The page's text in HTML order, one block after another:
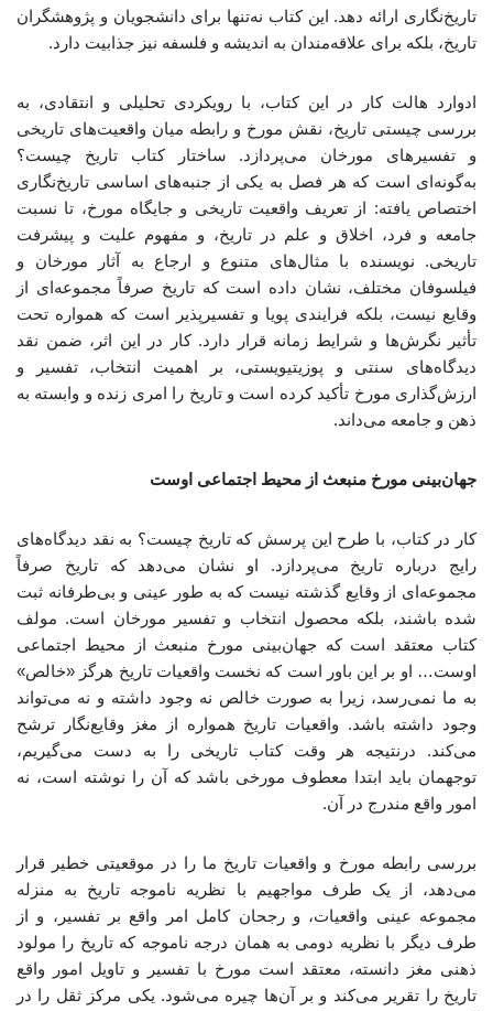
تاریخ‌نگاری ارائه دهد. این کتاب نه‌تنها برای دانشجویان و پژوهشگران
تاریخ، بلکه برای علاقه‌مندان به اندیشه و فلسفه نیز جذابیت دارد.
ادوارد هالت کار در این کتاب، با رویکردی تحلیلی و انتقادی، به
بررسی چیستی تاریخ، نقش مورخ و رابطه‌ میان واقعیت‌های تاریخی
و تفسیرهای مورخان می‌پردازد. ساختار کتاب تاریخ چیست؟
به‌گونه‌ای است که هر فصل به یکی از جنبه‌های اساسی تاریخ‌نگاری
اختصاص یافته: از تعریف واقعیت تاریخی و جایگاه مورخ، تا نسبت
جامعه و فرد، اخلاق و علم در تاریخ، و مفهوم علیت و پیشرفت
تاریخی. نویسنده با مثال‌های متنوع و ارجاع به آثار مورخان و
فیلسوفان مختلف، نشان داده است که تاریخ صرفاً مجموعه‌ای از
وقایع نیست، بلکه فرایندی پویا و تفسیرپذیر است که همواره تحت
تأثیر نگرش‌ها و شرایط زمانه قرار دارد. کار در این اثر، ضمن نقد
دیدگاه‌های سنتی و پوزیتیویستی، بر اهمیت انتخاب، تفسیر و
ارزش‌گذاری مورخ تأکید کرده است و تاریخ را امری زنده و وابسته به
ذهن و جامعه می‌داند.
جهان‌بینی مورخ منبعث از محیط اجتماعی اوست
کار در کتاب، با طرح این پرسش که تاریخ چیست؟ به نقد دیدگاه‌های
رایج درباره‌ تاریخ می‌پردازد. او نشان می‌دهد که تاریخ صرفاً
مجموعه‌ای از وقایع گذشته نیست که به ‌طور عینی و بی‌طرفانه ثبت
شده باشند، بلکه محصول انتخاب و تفسیر مورخان است. مولف
کتاب معتقد است که جهان‌بینی مورخ منبعث از محیط اجتماعی
اوست… او بر این باور است که نخست واقعیات تاریخ هرگز «خالص»
به ما نمی‌رسد، زیرا به ‌صورت خالص نه وجود داشته و نه می‌تواند
وجود داشته باشد. واقعیات تاریخ همواره از مغز وقایع‌نگار ترشح
می‌کند. درنتیجه هر وقت کتاب تاریخی را به ‌دست می‌گیریم،
توجهمان باید ابتدا معطوف مورخی باشد که آن را نوشته است، نه
امور واقع مندرج در آن.
بررسی رابطه مورخ و واقعیات تاریخ ما را در موقعیتی خطیر قرار
می‌دهد، از یک طرف مواجهیم با نظریه ناموجه تاریخ به‌ منزله
مجموعه عینی واقعیات، و رجحان کامل امر واقع بر تفسیر، و از
طرف دیگر با نظریه دومی به ‌همان درجه ناموجه که تاریخ را مولود
ذهنی مغز دانسته، معتقد است مورخ با تفسیر و تاویل امور واقع
تاریخ را تقریر می‌کند و بر آن‌ها چیره می‌شود. یکی مرکز ثقل را در